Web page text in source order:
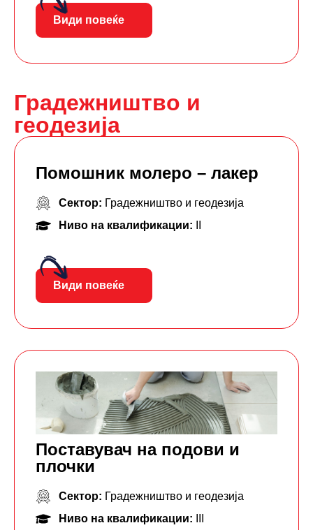
Види повеќе
Градежништво и
геодезија
Помошник молеро – лакер
Сектор: Градежништво и геодезија
Ниво на квалификации:
Види повеќе
Поставувач на подови и
плочки
Сектор: Градежништво и геодезија
Ниво на квалификации: